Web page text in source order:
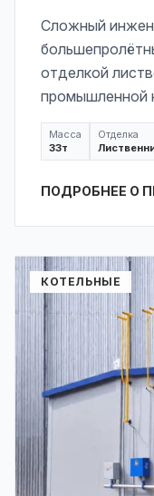
Сложный
отделкой
промышленной
Масса
33т
Отделка
ПОДРОБНЕЕ О
КОТЕЛЬНЫЕ